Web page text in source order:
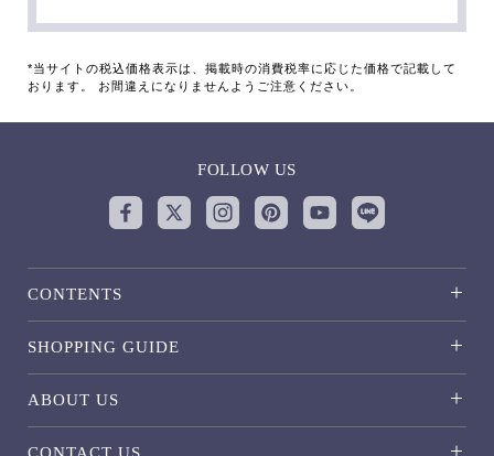
*当サイトの税込価格表示は、掲載時の消費税率に応じた価格で記載して
おります。 お間違えになりませんようご注意ください。
FOLLOW US
CONTENTS
SHOPPING GUIDE
ABOUT US